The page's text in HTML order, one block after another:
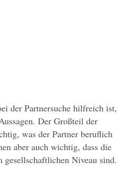
der Partnersuche hilfreich ist,
Der Großteil der
was der Partner beruflich
aber auch wichtig, dass die
Niveau sind.